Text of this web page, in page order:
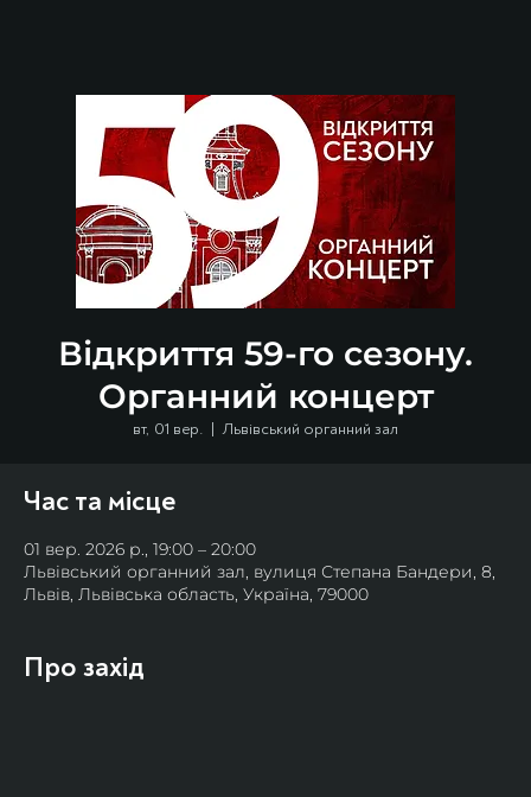
Відкриття 59-го сезону.
Органний концерт
вт, 01 вер.
  |
Львівський органний зал
Час та місце
01 вер. 2026 р., 19:00 – 20:00
Львівський органний зал, вулиця Степана Бандери, 8,
Львів, Львівська область, Україна, 79000
Про захід